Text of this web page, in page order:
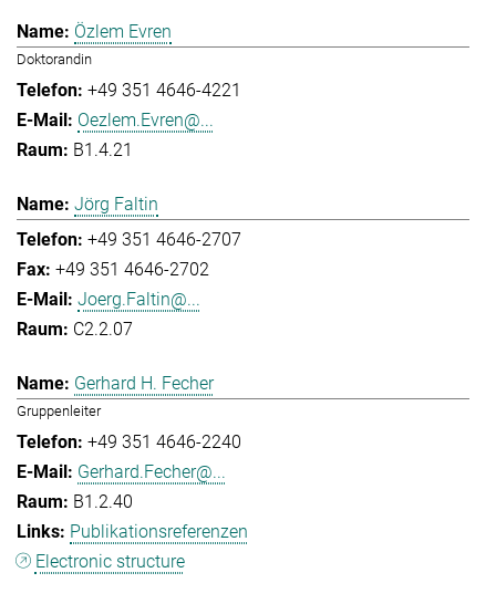
Özlem Evren
Doktorandin
+49 351 4646-4221
Oezlem.Evren@...
B1.4.21
Jörg Faltin
+49 351 4646-2707
+49 351 4646-2702
Joerg.Faltin@...
C2.2.07
Gerhard H. Fecher
Gruppenleiter
+49 351 4646-2240
Gerhard.Fecher@...
B1.2.40
Publikationsreferenzen
Electronic structure